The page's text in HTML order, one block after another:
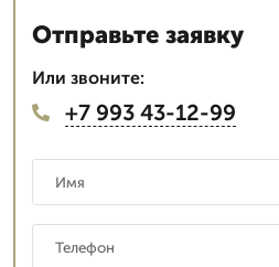
Отправьте заявку
Или звоните:
+7 993 43-12-99